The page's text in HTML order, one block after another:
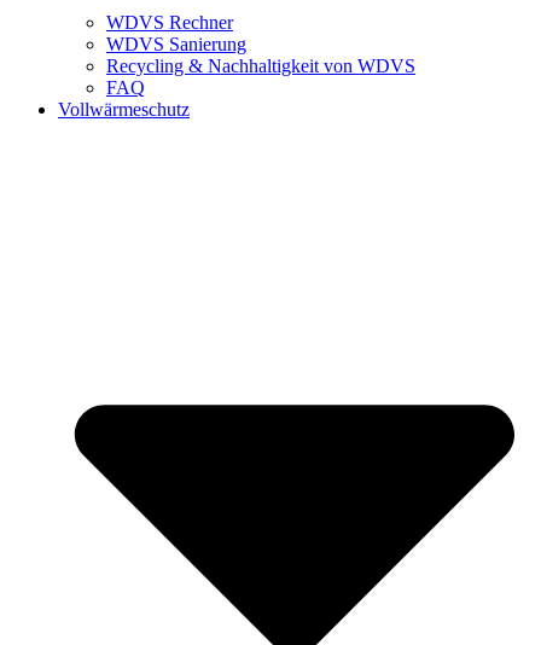
WDVS Rechner
WDVS Sanierung
Recycling & Nachhaltigkeit von WDVS
FAQ
Vollwärmeschutz